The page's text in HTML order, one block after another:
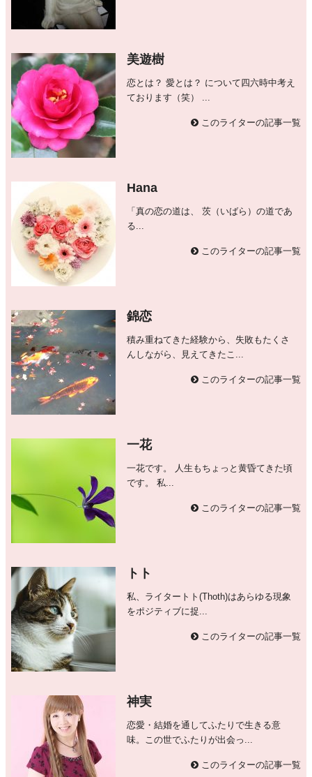
美遊樹
恋とは？ 愛とは？ について四六時中考え
ております（笑） ...
このライターの記事一覧
Hana
「真の恋の道は、 茨（いばら）の道であ
る...
このライターの記事一覧
錦恋
積み重ねてきた経験から、失敗もたくさ
んしながら、見えてきたこ...
このライターの記事一覧
一花
一花です。 人生もちょっと黄昏てきた頃
です。 私...
このライターの記事一覧
トト
私、ライタートト(Thoth)はあらゆる現象
をポジティブに捉...
このライターの記事一覧
神実
恋愛・結婚を通してふたりで生きる意
味。この世でふたりが出会っ...
このライターの記事一覧